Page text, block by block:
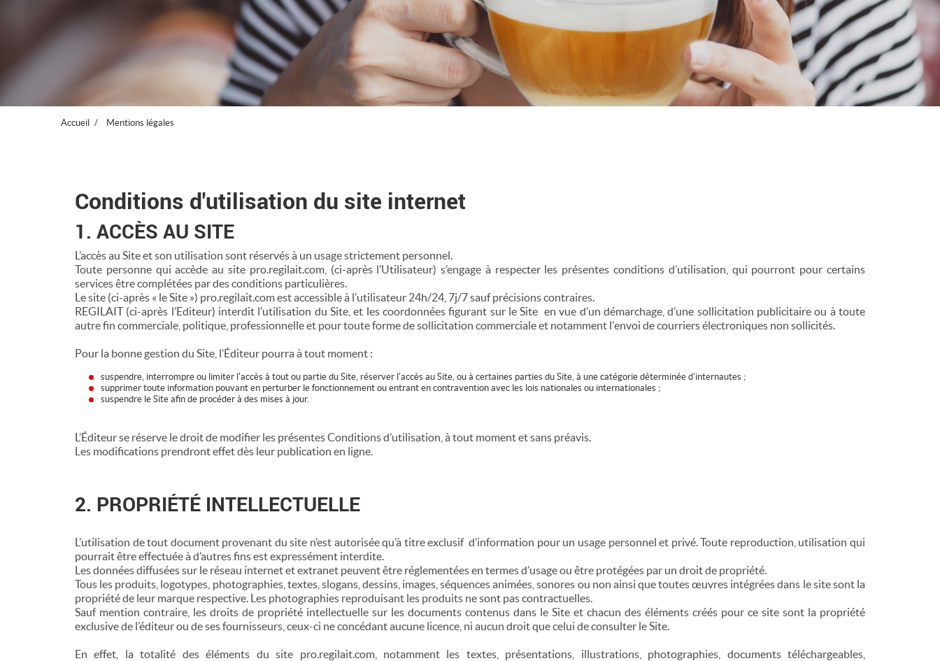
Accueil Mentions légales
Conditions d'utilisation du site internet
1. ACCÈS AU SITE
L’accès au Site et son utilisation sont réservés à un usage strictement personnel.
Toute personne qui accède au site pro.regilait.com, (ci-après l’Utilisateur) s’engage à respecter les présentes conditions d’utilisation, qui pourront pour certains
services être complétées par des conditions particulières.
Le site (ci-après « le Site ») pro.regilait.com est accessible à l’utilisateur 24h/24, 7j/7 sauf précisions contraires.
REGILAIT (ci-après l’Editeur) interdit l’utilisation du Site, et les coordonnées figurant sur le Site en vue d’un démarchage, d’une sollicitation publicitaire ou à toute
autre fin commerciale, politique, professionnelle et pour toute forme de sollicitation commerciale et notamment l'envoi de courriers électroniques non sollicités.
Pour la bonne gestion du Site, l’Éditeur pourra à tout moment :
suspendre, interrompre ou limiter l'accès à tout ou partie du Site, réserver l'accès au Site, ou à certaines parties du Site, à une catégorie déterminée d'internautes ;
supprimer toute information pouvant en perturber le fonctionnement ou entrant en contravention avec les lois nationales ou internationales ;
suspendre le Site afin de procéder à des mises à jour.
L’Éditeur se réserve le droit de modifier les présentes Conditions d’utilisation, à tout moment et sans préavis.
Les modifications prendront effet dès leur publication en ligne.
2. PROPRIÉTÉ INTELLECTUELLE
L’utilisation de tout document provenant du site n’est autorisée qu’à titre exclusif d’information pour un usage personnel et privé. Toute reproduction, utilisation qui
pourrait être effectuée à d’autres fins est expressément interdite.
Les données diffusées sur le réseau internet et extranet peuvent être réglementées en termes d’usage ou être protégées par un droit de propriété.
Tous les produits, logotypes, photographies, textes, slogans, dessins, images, séquences animées, sonores ou non ainsi que toutes œuvres intégrées dans le site sont la
propriété de leur marque respective. Les photographies reproduisant les produits ne sont pas contractuelles.
Sauf mention contraire, les droits de propriété intellectuelle sur les documents contenus dans le Site et chacun des éléments créés pour ce site sont la propriété
exclusive de l’éditeur ou de ses fournisseurs, ceux-ci ne concédant aucune licence, ni aucun droit que celui de consulter le Site.
En effet, la totalité des éléments du site pro.regilait.com, notamment les textes, présentations, illustrations, photographies, documents téléchargeables,